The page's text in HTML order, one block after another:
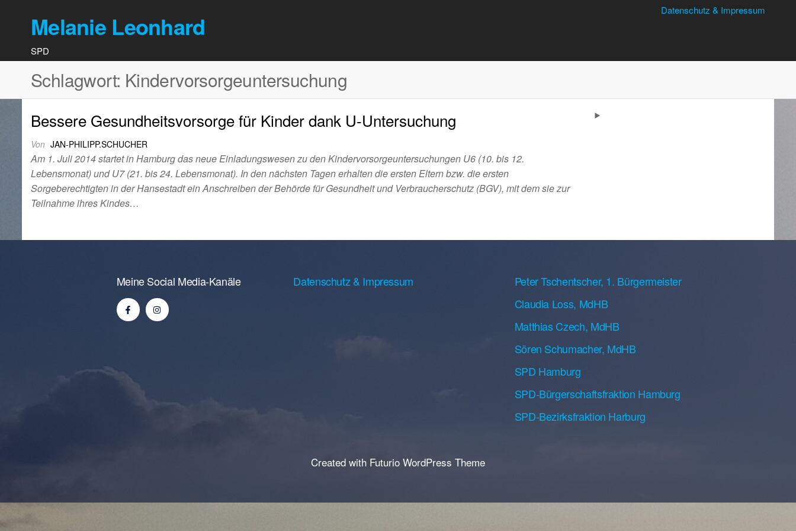
Melanie Leonhard
SPD
Datenschutz & Impressum
Schlagwort: Kindervorsorgeuntersuchung
Bessere Gesundheitsvorsorge für Kinder dank U-Untersuchung
Von JAN-PHILIPP.SCHUCHER
Am 1. Juli 2014 startet in Hamburg das neue Einladungswesen zu den Kindervorsorgeuntersuchungen U6 (10. bis 12.
Lebensmonat) und U7 (21. bis 24. Lebensmonat). In den nächsten Tagen erhalten die ersten Eltern bzw. die ersten
Sorgeberechtigten in der Hansestadt ein Anschreiben der Behörde für Gesundheit und Verbraucherschutz (BGV), mit dem sie zur
Teilnahme ihres Kindes…
Meine Social Media-Kanäle Datenschutz & Impressum
Peter Tschentscher, 1. Bürgermeister
Claudia Loss, MdHB
Matthias Czech, MdHB
Sören Schumacher, MdHB
SPD Hamburg
SPD-Bürgerschaftsfraktion Hamburg
SPD-Bezirksfraktion Harburg
Created with Futurio WordPress Theme